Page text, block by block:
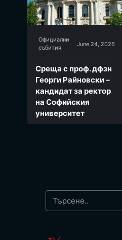
Официални
събития
June 24, 2026
Среща с проф. дфзн
Георги Райновски –
кандидат за ректор
на Софийския
университет